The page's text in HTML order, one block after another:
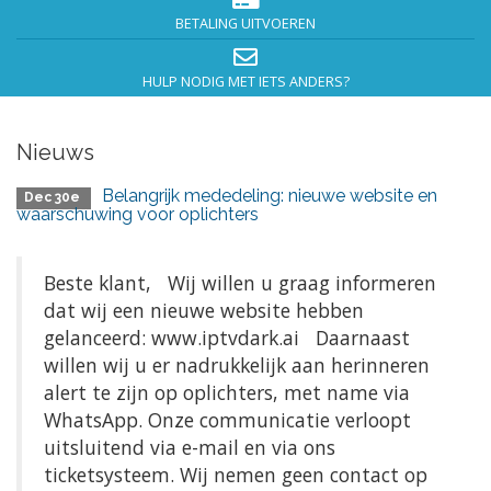
BETALING UITVOEREN
HULP NODIG MET IETS ANDERS?
Nieuws
Dec 30e
Belangrijk mededeling: nieuwe website en
waarschuwing voor oplichters
Beste klant, Wij willen u graag informeren
dat wij een nieuwe website hebben
gelanceerd: www.iptvdark.ai Daarnaast
willen wij u er nadrukkelijk aan herinneren
alert te zijn op oplichters, met name via
WhatsApp. Onze communicatie verloopt
uitsluitend via e-mail en via ons
ticketsysteem. Wij nemen geen contact op